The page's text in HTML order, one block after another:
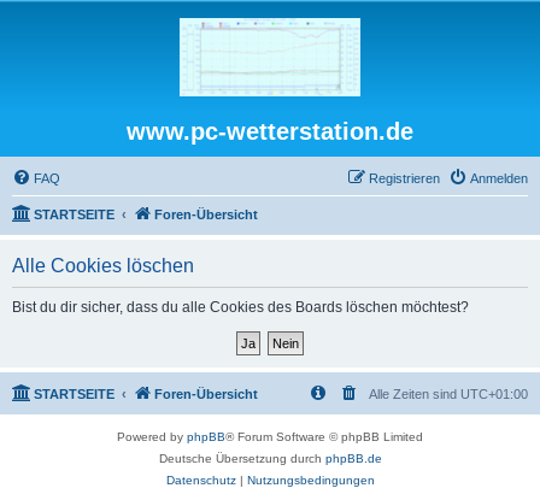
www.pc-wetterstation.de
FAQ Anmelden
Registrieren
STARTSEITE Foren-Übersicht
Alle Cookies löschen
Bist du dir sicher, dass du alle Cookies des Boards löschen möchtest?
STARTSEITE Foren-Übersicht Alle Zeiten sind UTC+01:00
Powered by phpBB® Forum Software © phpBB Limited
Deutsche Übersetzung durch phpBB.de
Datenschutz| Nutzungsbedingungen